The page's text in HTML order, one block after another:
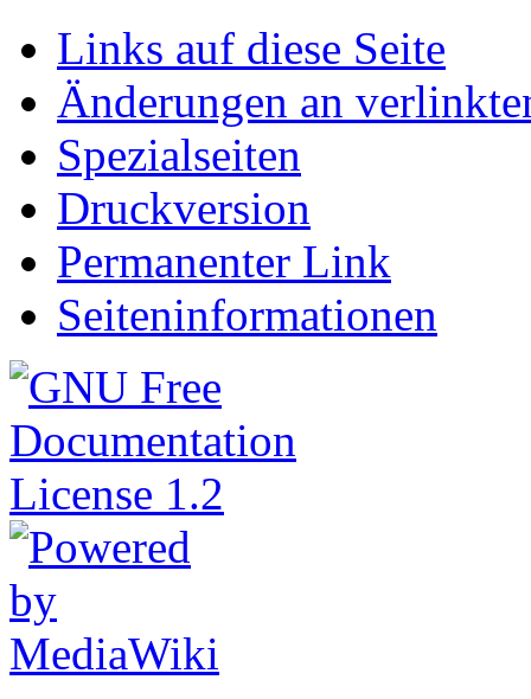
Links auf diese Seite
Änderungen an
Spezialseiten
Druckversion
Permanenter Link
Seiteninformationen